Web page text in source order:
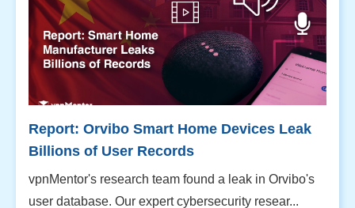
Report: Orvibo Smart Home Devices Leak
Billions of User Records
vpnMentor's research team found a leak in Orvibo's
user database. Our expert cybersecurity resear...